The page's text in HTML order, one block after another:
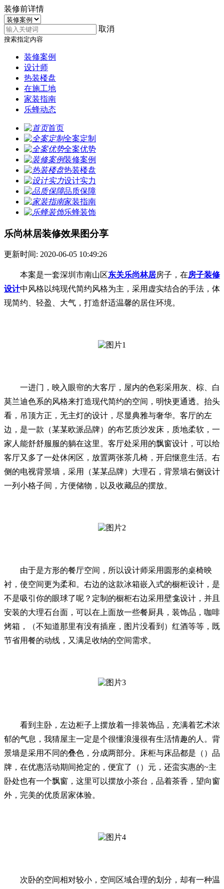
装修前详情
取消
搜索指定内容
装修案例
设计师
热装楼盘
在施工地
家装指南
乐蜂动态
首页
全案定制
全案优势
装修案例
热装楼盘
设计实力
品质保障
家装指南
乐蜂装饰
乐尚林居装修效果图分享
更新时间: 2020-06-05 10:49:26
本案是一套深圳市南山区东关乐尚林居房子，在房子装修
设计中风格以纯现代简约风格为主，采用虚实结合的手法，体
现简约、轻盈、大气，打造舒适温馨的居住环境。
一进门，映入眼帘的大客厅，屋内的色彩采用灰、棕、白
莫兰迪色系的风格来打造现代简约的空间，明快更通透。抬头
看，吊顶方正，无主灯的设计，尽显典雅与奢华。客厅的左
边，是一款（某某欧派品牌）的布艺质沙发床，质地柔软，一
家人能舒舒服服的躺在这里。客厅处采用的飘窗设计，可以给
客厅又多了一处休闲区，放置两张茶几椅，开启惬意生活。右
侧的电视背景墙，采用（某某品牌）大理石，背景墙右侧设计
一列小格子间，方便储物，以及收藏品的摆放。
由于是方形的餐厅空间，所以设计师采用圆形的桌椅映
衬，使空间更为柔和。右边的这款冰箱嵌入式的橱柜设计，是
不是吸引你的眼球了呢？定制的橱柜右边采用壁龛设计，并且
安装的大理石台面，可以在上面放一些餐厨具，装饰品，咖啡
烤箱，（不知道那里有没有插座，图片没看到）红酒等等，既
节省用餐的动线，又满足收纳的空间需求。
看到主卧，左边柜子上摆放着一排装饰品，充满着艺术浓
郁的气息，我猜屋主一定是个很懂浪漫很有生活情趣的人。背
景墙是采用不同的叠色，分成两部分。床柜与床品都是（）品
牌，在优惠活动期间抢定的，便宜了（）元，还蛮实惠的~主
卧处也有一个飘窗，这里可以摆放小茶台，品着茶香，望向窗
外，完美的优质居家体验。
次卧的空间相对较小，空间区域合理的划分，却有一种温